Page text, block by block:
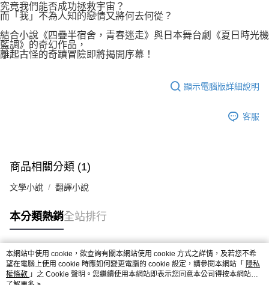
究竟我們能否成功拯救宇宙？
而「我」不為人知的戀情又將何去何從？
結合小說《四疊半宿舍，青春迷走》與日本舞台劇《夏日時光機
藍調》的奇幻作品，
離起古怪的奇蹟冒險即將揭開序幕！
顯示電腦版詳細說明
客服
商品相關分類 (1)
文學小說 翻譯小說
本分類熱銷全站排行
熱門標籤
本網站中使用 cookie，欲查詢有關本網站使用 cookie 方式之詳情，及若您不希
望在電腦上使用 cookie 時應如何變更電腦的 cookie 設定，請參閱本網站「 隱私
權條款 」之 Cookie 聲明。您繼續使用本網站即表示您同意本公司得按本網站使